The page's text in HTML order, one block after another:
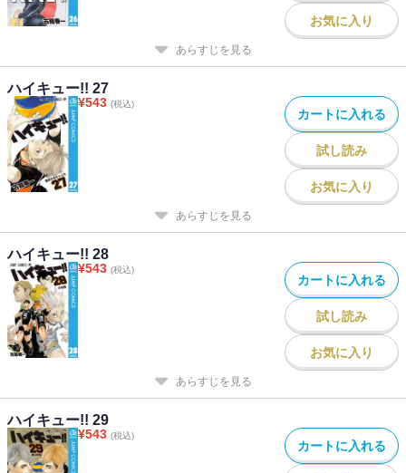
お気に入り
あらすじを見る
ハイキュー!! 27
¥543 (税込)
カートに入れる
試し読み
お気に入り
あらすじを見る
ハイキュー!! 28
¥543 (税込)
カートに入れる
試し読み
お気に入り
あらすじを見る
ハイキュー!! 29
¥543 (税込)
カートに入れる